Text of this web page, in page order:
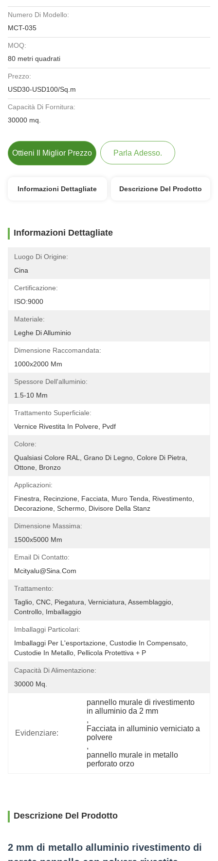
Numero Di Modello:
MCT-035
MOQ:
80 metri quadrati
Prezzo:
USD30-USD100/Sq.m
Capacità Di Fornitura:
30000 mq.
Ottieni Il Miglior Prezzo Parla Adesso.
Informazioni Dettagliate Descrizione Del Prodotto
Informazioni Dettagliate
Luogo Di Origine:
Cina
Certificazione:
ISO:9000
Materiale:
Leghe Di Alluminio
Dimensione Raccomandata:
1000x2000 Mm
Spessore Dell'alluminio:
1.5-10 Mm
Trattamento Superficiale:
Vernice Rivestita In Polvere, Pvdf
Colore:
Qualsiasi Colore RAL, Grano Di Legno, Colore Di Pietra,
Ottone, Bronzo
Applicazioni:
Finestra, Recinzione, Facciata, Muro Tenda, Rivestimento,
Decorazione, Schermo, Divisore Della Stanz
Dimensione Massima:
1500x5000 Mm
Email Di Contatto:
Mcityalu@sina.com
Trattamento:
Taglio, CNC, Piegatura, Verniciatura, Assemblaggio,
Controllo, Imballaggio
Imballaggi Particolari:
Imballaggi Per L'esportazione, Custodie In Compensato,
Custodie In Metallo, Pellicola Protettiva + P
Capacità Di Alimentazione:
30000 Mq.
Evidenziare:
pannello murale di rivestimento
in alluminio da 2 mm
,
Facciata in alluminio verniciato a
polvere
,
pannello murale in metallo
perforato orzo
Descrizione Del Prodotto
2 mm di metallo alluminio rivestimento di